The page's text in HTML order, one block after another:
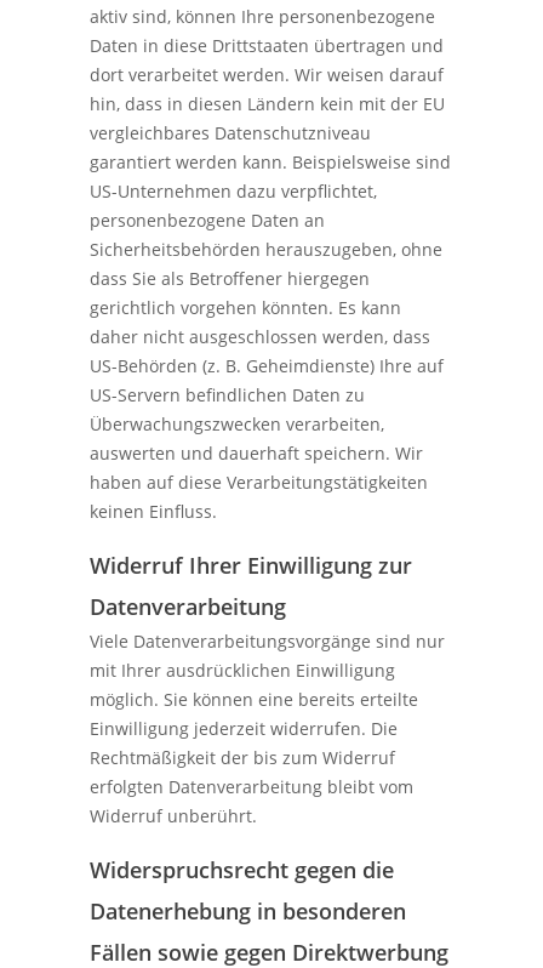
aktiv sind, können Ihre personenbezogene
Daten in diese Drittstaaten übertragen und
dort verarbeitet werden. Wir weisen darauf
hin, dass in diesen Ländern kein mit der EU
vergleichbares Datenschutzniveau
garantiert werden kann. Beispielsweise sind
US-Unternehmen dazu verpflichtet,
personenbezogene Daten an
Sicherheitsbehörden herauszugeben, ohne
dass Sie als Betroffener hiergegen
gerichtlich vorgehen könnten. Es kann
daher nicht ausgeschlossen werden, dass
US-Behörden (z. B. Geheimdienste) Ihre auf
US-Servern befindlichen Daten zu
Überwachungszwecken verarbeiten,
auswerten und dauerhaft speichern. Wir
haben auf diese Verarbeitungstätigkeiten
keinen Einfluss.
Widerruf Ihrer Einwilligung zur
Datenverarbeitung
Viele Datenverarbeitungsvorgänge sind nur
mit Ihrer ausdrücklichen Einwilligung
möglich. Sie können eine bereits erteilte
Einwilligung jederzeit widerrufen. Die
Rechtmäßigkeit der bis zum Widerruf
erfolgten Datenverarbeitung bleibt vom
Widerruf unberührt.
Widerspruchsrecht gegen die
Datenerhebung in besonderen
Fällen sowie gegen Direktwerbung